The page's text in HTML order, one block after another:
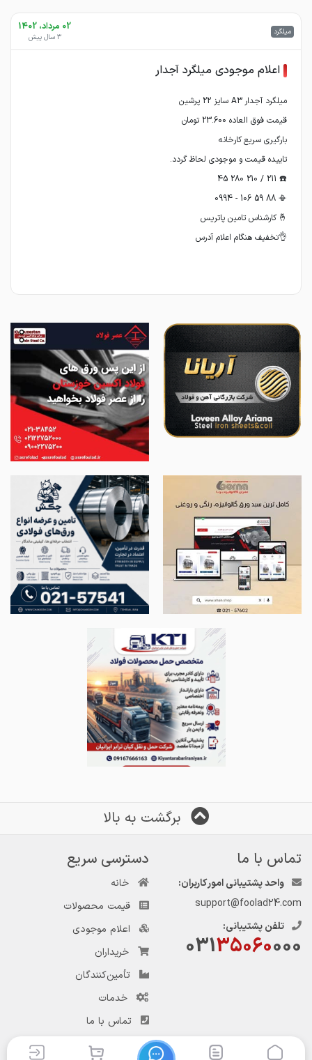
میلگرد 02 مرداد، 1402
3 سال پیش
اعلام موجودی میلگرد آجدار
👌تخفیف هنگام اعلام آدرس
برگشت به بالا
تماس با ما
واحد پشتیبانی امور کاربران:
support@foolad24.com
تلفن پشتیبانی:
03135060000
دسترسی سریع
خانه
قیمت محصولات
اعلام موجودی
خریداران
تأمین‌کنندگان
خدمات
تماس با ما